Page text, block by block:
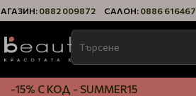
0882 009872 САЛОН: 0886 616467
-15% С КОД - SUMMER15